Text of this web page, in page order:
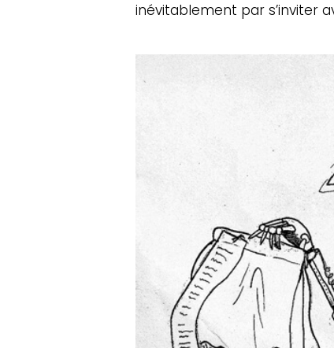
inévitablement par s’inviter